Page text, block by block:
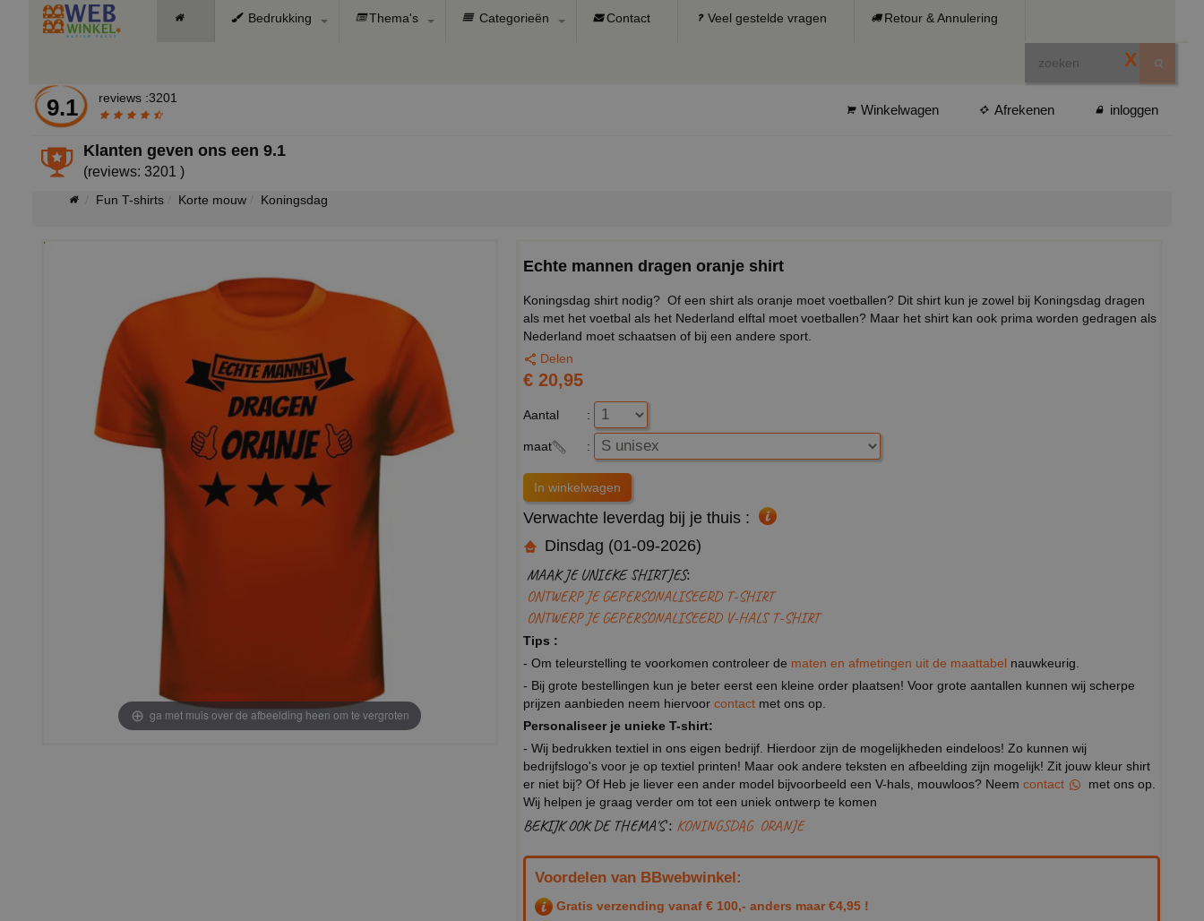
Bedrukking Thema's Categorieën Contact Veel gestelde vragen Retour & Annulering
X
9.1 reviews :3201
Winkelwagen Afrekenen inloggen
Klanten geven ons een9.1
(reviews: 3201 )
Fun T-shirts Korte mouw Koningsdag
ga met muis over de afbeelding heen om te vergroten
Echte mannen dragen oranje shirt
Koningsdag shirt nodig? Of een shirt als oranje moet voetballen? Dit shirt kun je zowel bij Koningsdag dragen
als met het voetbal als het Nederland elftal moet voetballen? Maar het shirt kan ook prima worden gedragen als
Nederland moet schaatsen of bij een andere sport.
Delen
€ 20,95
Aantal :
maat :
Verwachte leverdag bij je thuis :
Dinsdag (01-09-2026)
MAAK JE UNIEKE SHIRTJES:
ONTWERP JE GEPERSONALISEERD T-SHIRT
ONTWERP JE GEPERSONALISEERD V-HALS T-SHIRT
Tips :
- Om teleurstelling te voorkomen controleer de maten en afmetingen uit de maattabel nauwkeurig.
- Bij grote bestellingen kun je beter eerst een kleine order plaatsen! Voor grote aantallen kunnen wij scherpe
prijzen aanbieden neem hiervoor contact met ons op.
Personaliseer je unieke T-shirt:
- Wij bedrukken textiel in ons eigen bedrijf. Hierdoor zijn de mogelijkheden eindeloos! Zo kunnen wij
bedrijfslogo's voor je op textiel printen! Maar ook andere teksten en afbeelding zijn mogelijk! Zit jouw kleur shirt
er niet bij? Of Heb je liever een ander model bijvoorbeeld een V-hals, mouwloos? Neem contact
met ons op.
Wij helpen je graag verder om tot een uniek ontwerp te komen
BEKIJK OOK DE THEMA'S : KONINGSDAG ORANJE
Voordelen van BBwebwinkel:
Gratis verzending vanaf € 100,- anders maar €4,95 !